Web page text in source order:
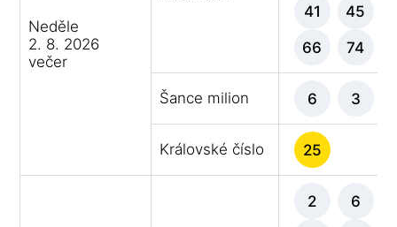
Neděle
2. 8. 2026
večer
41 45
66 74
Šance milion 6 3
Královské číslo 25
2 6